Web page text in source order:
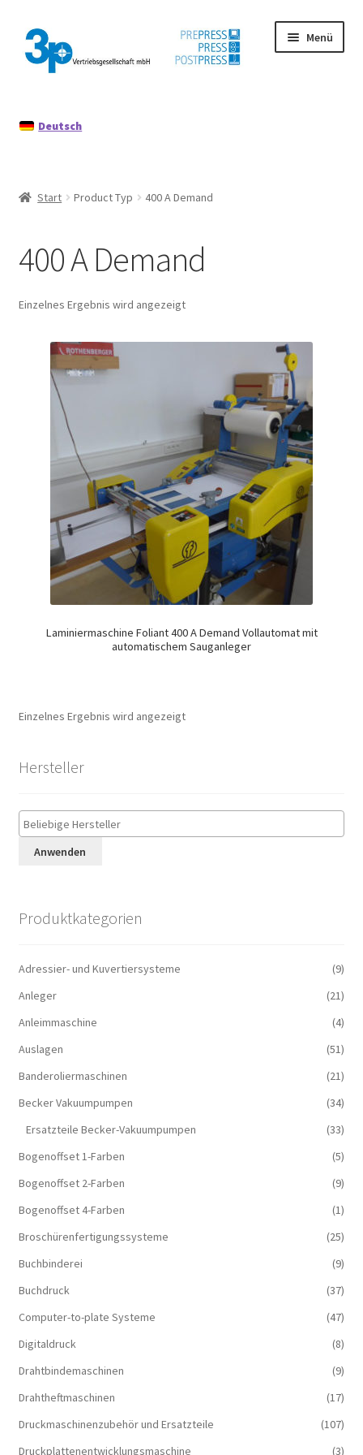
Zur
Navigation
springen
Zum
Inhalt
springen
Menü
Datenschutz
Mein Konto
Deutsch
Start Product Typ 400 A Demand
400 A Demand
Einzelnes Ergebnis wird angezeigt
Laminiermaschine Foliant 400 A Demand Vollautomat mit
automatischem Sauganleger
Einzelnes Ergebnis wird angezeigt
Hersteller
Anwenden
Produktkategorien
Adressier- und Kuvertiersysteme
(9)
Anleger
(21)
Anleimmaschine
(4)
Auslagen
(51)
Banderoliermaschinen
(21)
Becker Vakuumpumpen
(34)
Ersatzteile Becker-Vakuumpumpen
(33)
Bogenoffset 1-Farben
(5)
Bogenoffset 2-Farben
(9)
Bogenoffset 4-Farben
(1)
Broschürenfertigungssysteme
(25)
Buchbinderei
(9)
Buchdruck
(37)
Computer-to-plate Systeme
(47)
Digitaldruck
(8)
Drahtbindemaschinen
(9)
Drahtheftmaschinen
(17)
Druckmaschinenzubehör und Ersatzteile
(107)
Druckplattenentwicklungsmaschine
(3)